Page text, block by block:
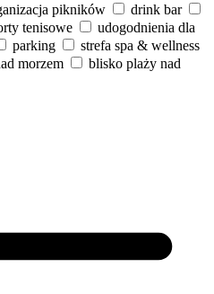
pikników
drink bar
tenisowe
udogodnienia dla
parking
strefa spa & wellness
morzem
blisko plaży nad